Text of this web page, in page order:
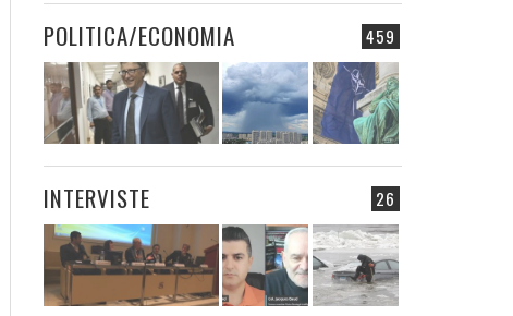
459
POLITICA/ECONOMIA
26
INTERVISTE